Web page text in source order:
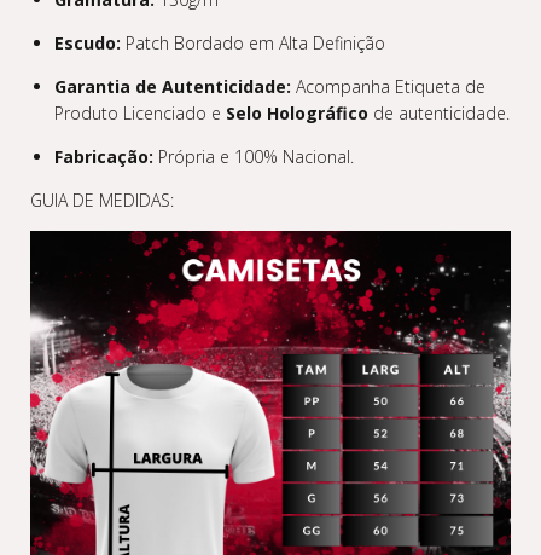
Escudo: Patch Bordado em Alta Definição
Garantia de Autenticidade: Acompanha Etiqueta de
Produto Licenciado e Selo Holográfico de autenticidade.
Fabricação: Própria e 100% Nacional.
GUIA DE MEDIDAS: